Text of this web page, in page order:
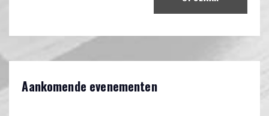
Aankomende evenementen